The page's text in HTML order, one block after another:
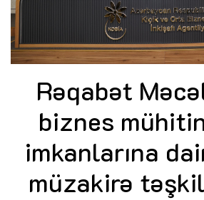
Rəqabət
biznes
imkanlarına
müzakirə